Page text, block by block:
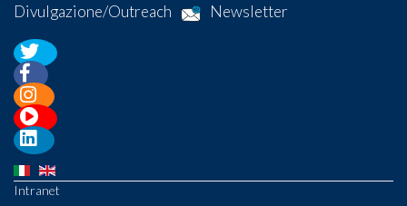
Divulgazione/Outreach Newsletter
Intranet